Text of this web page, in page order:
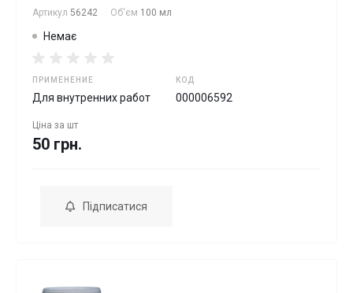
Артикул 56242 Об'єм 100 мл
Немає
ПРИМЕНЕНИЕ
Для внутренних работ
КОД
000006592
Ціна за шт
50 грн.
Підписатися